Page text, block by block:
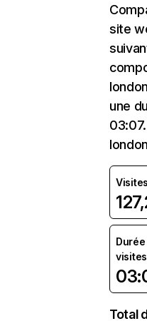
site
une
Visites
visites
Total